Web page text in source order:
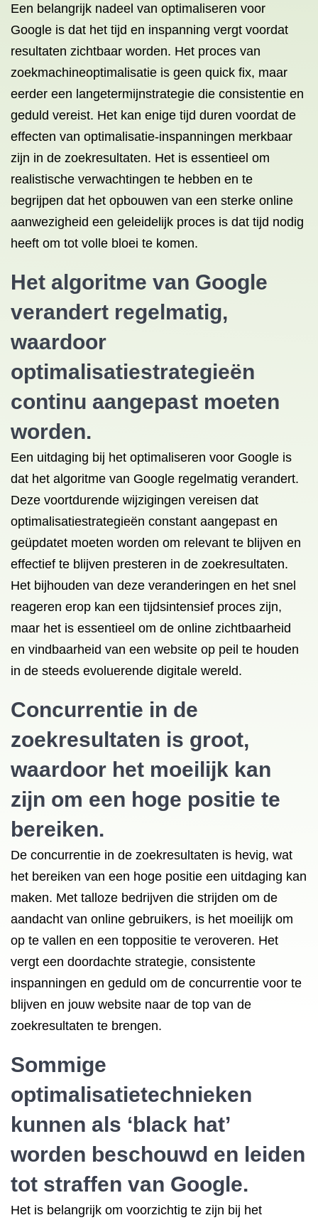
Een belangrijk nadeel van optimaliseren voor
Google is dat het tijd en inspanning vergt voordat
resultaten zichtbaar worden. Het proces van
zoekmachineoptimalisatie is geen quick fix, maar
eerder een langetermijnstrategie die consistentie en
geduld vereist. Het kan enige tijd duren voordat de
effecten van optimalisatie-inspanningen merkbaar
zijn in de zoekresultaten. Het is essentieel om
realistische verwachtingen te hebben en te
begrijpen dat het opbouwen van een sterke online
aanwezigheid een geleidelijk proces is dat tijd nodig
heeft om tot volle bloei te komen.
Het algoritme van Google
verandert regelmatig,
waardoor
optimalisatiestrategieën
continu aangepast moeten
worden.
Een uitdaging bij het optimaliseren voor Google is
dat het algoritme van Google regelmatig verandert.
Deze voortdurende wijzigingen vereisen dat
optimalisatiestrategieën constant aangepast en
geüpdatet moeten worden om relevant te blijven en
effectief te blijven presteren in de zoekresultaten.
Het bijhouden van deze veranderingen en het snel
reageren erop kan een tijdsintensief proces zijn,
maar het is essentieel om de online zichtbaarheid
en vindbaarheid van een website op peil te houden
in de steeds evoluerende digitale wereld.
Concurrentie in de
zoekresultaten is groot,
waardoor het moeilijk kan
zijn om een hoge positie te
bereiken.
De concurrentie in de zoekresultaten is hevig, wat
het bereiken van een hoge positie een uitdaging kan
maken. Met talloze bedrijven die strijden om de
aandacht van online gebruikers, is het moeilijk om
op te vallen en een toppositie te veroveren. Het
vergt een doordachte strategie, consistente
inspanningen en geduld om de concurrentie voor te
blijven en jouw website naar de top van de
zoekresultaten te brengen.
Sommige
optimalisatietechnieken
kunnen als ‘black hat’
worden beschouwd en leiden
tot straffen van Google.
Het is belangrijk om voorzichtig te zijn bij het